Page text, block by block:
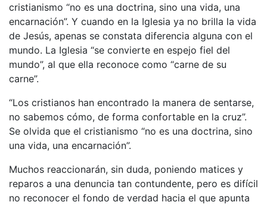
cristianismo “no es una doctrina, sino una vida, una
encarnación”. Y cuando en la Iglesia ya no brilla la vida
de Jesús, apenas se constata diferencia alguna con el
mundo. La Iglesia “se convierte en espejo fiel del
mundo”, al que ella reconoce como “carne de su
carne”.
“Los cristianos han encontrado la manera de sentarse,
no sabemos cómo, de forma confortable en la cruz”.
Se olvida que el cristianismo “no es una doctrina, sino
una vida, una encarnación”.
Muchos reaccionarán, sin duda, poniendo matices y
reparos a una denuncia tan contundente, pero es difícil
no reconocer el fondo de verdad hacia el que apunta